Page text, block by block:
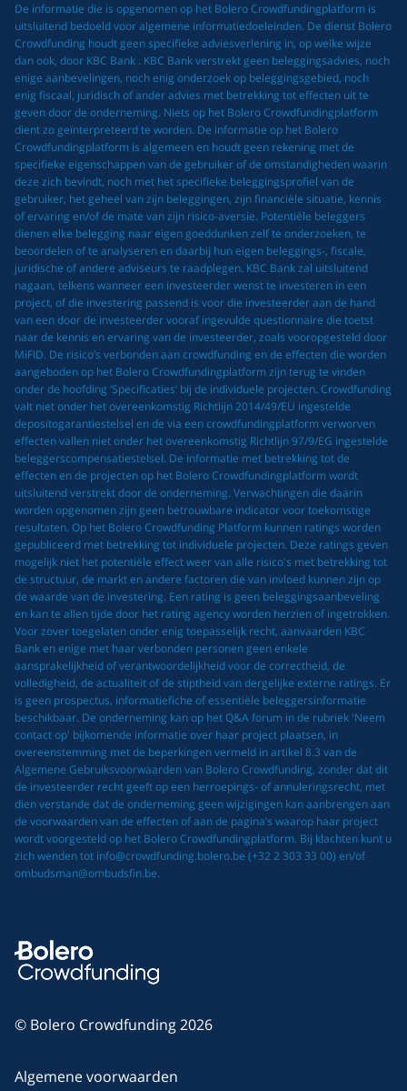
De informatie die is opgenomen op het Bolero Crowdfundingplatform is
uitsluitend bedoeld voor algemene informatiedoeleinden. De dienst Bolero
Crowdfunding houdt geen specifieke adviesverlening in, op welke wijze
dan ook, door KBC Bank . KBC Bank verstrekt geen beleggingsadvies, noch
enige aanbevelingen, noch enig onderzoek op beleggingsgebied, noch
enig fiscaal, juridisch of ander advies met betrekking tot effecten uit te
geven door de onderneming. Niets op het Bolero Crowdfundingplatform
dient zo geïnterpreteerd te worden. De informatie op het Bolero
Crowdfundingplatform is algemeen en houdt geen rekening met de
specifieke eigenschappen van de gebruiker of de omstandigheden waarin
deze zich bevindt, noch met het specifieke beleggingsprofiel van de
gebruiker, het geheel van zijn beleggingen, zijn financiële situatie, kennis
of ervaring en/of de mate van zijn risico-aversie. Potentiële beleggers
dienen elke belegging naar eigen goeddunken zelf te onderzoeken, te
beoordelen of te analyseren en daarbij hun eigen beleggings-, fiscale,
juridische of andere adviseurs te raadplegen. KBC Bank zal uitsluitend
nagaan, telkens wanneer een investeerder wenst te investeren in een
project, of die investering passend is voor die investeerder aan de hand
van een door de investeerder vooraf ingevulde questionnaire die toetst
naar de kennis en ervaring van de investeerder, zoals vooropgesteld door
MiFID. De risico’s verbonden aan crowdfunding en de effecten die worden
aangeboden op het Bolero Crowdfundingplatform zijn terug te vinden
onder de hoofding ‘Specificaties’ bij de individuele projecten. Crowdfunding
valt niet onder het overeenkomstig Richtlijn 2014/49/EU ingestelde
depositogarantiestelsel en de via een crowdfundingplatform verworven
effecten vallen niet onder het overeenkomstig Richtlijn 97/9/EG ingestelde
beleggerscompensatiestelsel. De informatie met betrekking tot de
effecten en de projecten op het Bolero Crowdfundingplatform wordt
uitsluitend verstrekt door de onderneming. Verwachtingen die daarin
worden opgenomen zijn geen betrouwbare indicator voor toekomstige
resultaten. Op het Bolero Crowdfunding Platform kunnen ratings worden
gepubliceerd met betrekking tot individuele projecten. Deze ratings geven
mogelijk niet het potentiële effect weer van alle risico's met betrekking tot
de structuur, de markt en andere factoren die van invloed kunnen zijn op
de waarde van de investering. Een rating is geen beleggingsaanbeveling
en kan te allen tijde door het rating agency worden herzien of ingetrokken.
Voor zover toegelaten onder enig toepasselijk recht, aanvaarden KBC
Bank en enige met haar verbonden personen geen enkele
aansprakelijkheid of verantwoordelijkheid voor de correctheid, de
volledigheid, de actualiteit of de stiptheid van dergelijke externe ratings. Er
is geen prospectus, informatiefiche of essentiële beleggersinformatie
beschikbaar. De onderneming kan op het Q&A forum in de rubriek 'Neem
contact op' bijkomende informatie over haar project plaatsen, in
overeenstemming met de beperkingen vermeld in artikel 8.3 van de
Algemene Gebruiksvoorwaarden van Bolero Crowdfunding, zonder dat dit
de investeerder recht geeft op een herroepings- of annuleringsrecht, met
dien verstande dat de onderneming geen wijzigingen kan aanbrengen aan
de voorwaarden van de effecten of aan de pagina’s waarop haar project
wordt voorgesteld op het Bolero Crowdfundingplatform. Bij klachten kunt u
zich wenden tot info@crowdfunding.bolero.be (+32 2 303 33 00) en/of
ombudsman@ombudsfin.be.
© Bolero Crowdfunding 2026
Algemene voorwaarden